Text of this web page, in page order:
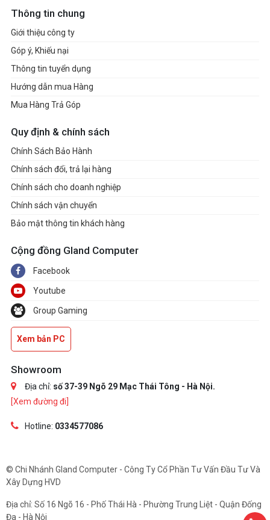
Thông tin chung
Giới thiệu công ty
Góp ý, Khiếu nại
Thông tin tuyển dụng
Hướng dẫn mua Hàng
Mua Hàng Trả Góp
Quy định & chính sách
Chính Sách Bảo Hành
Chính sách đổi, trả lại hàng
Chính sách cho doanh nghiệp
Chính sách vận chuyển
Bảo mật thông tin khách hàng
Cộng đồng Gland Computer
Facebook
Youtube
Group Gaming
Xem bản PC
Showroom
Địa chỉ: số 37-39 Ngõ 29 Mạc Thái Tông - Hà Nội.
[Xem đường đi]
Hotline: 0334577086
© Chi Nhánh Gland Computer - Công Ty Cổ Phần Tư Vấn Đầu Tư Và
Xây Dựng HVD
Địa chỉ: Số 16 Ngõ 16 - Phố Thái Hà - Phường Trung Liệt - Quận Đống
Đa - Hà Nội